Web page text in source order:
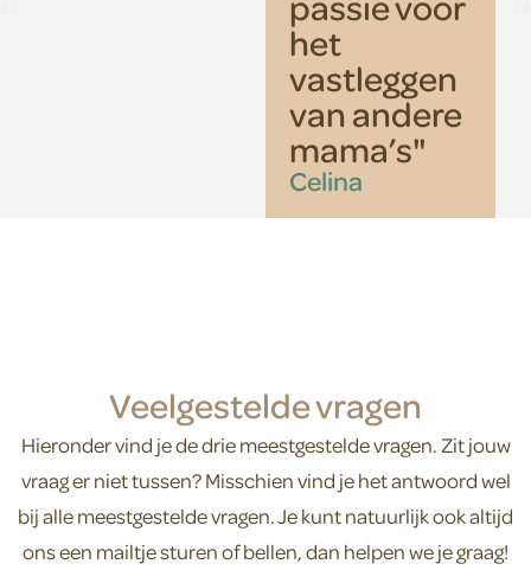
het
vastleggen
van andere
mama’s"
Celina
Veelgestelde vragen
Hieronder vind je de drie meestgestelde vragen. Zit jouw
vraag er niet tussen? Misschien vind je het antwoord wel
bij alle meestgestelde vragen. Je kunt natuurlijk ook altijd
ons een mailtje sturen of bellen, dan helpen we je graag!